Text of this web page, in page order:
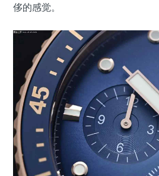
侈的感觉。